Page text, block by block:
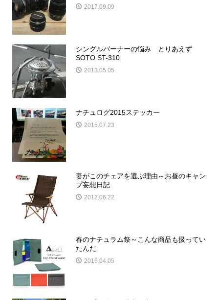
2017.09.09
シングルバーナーの悩み とりあえず
SOTO ST-310
2013.05.05
ナチュログ2015ステッカー
2015.07.23
妻がこのチェアを選ぶ理由～お昼のキャン
プ妄想日記
2012.06.22
春のナチュラム祭～こんな商品も扱ってい
たんだ
2016.04.05